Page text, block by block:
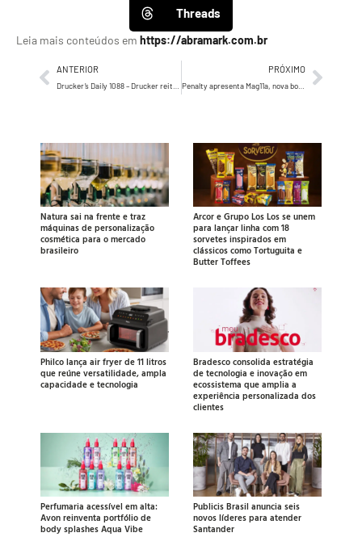
Threads
Leia mais conteúdos em https://abramark.com.br
ANTERIOR PRÓXIMO
Penalty apresenta Mag11a, nova bola oficial de futebol de campo, no sorteio do Paulistão 2026
Natura sai na frente e traz
máquinas de personalização
cosmética para o mercado
brasileiro
Arcor e Grupo Los Los se unem
para lançar linha com 18
sorvetes inspirados em
clássicos como Tortuguita e
Butter Toffees
Philco lança air fryer de 11 litros
que reúne versatilidade, ampla
capacidade e tecnologia
Bradesco consolida estratégia
de tecnologia e inovação em
ecossistema que amplia a
experiência personalizada dos
clientes
Perfumaria acessível em alta:
Avon reinventa portfólio de
body splashes Aqua Vibe
Publicis Brasil anuncia seis
novos líderes para atender
Santander